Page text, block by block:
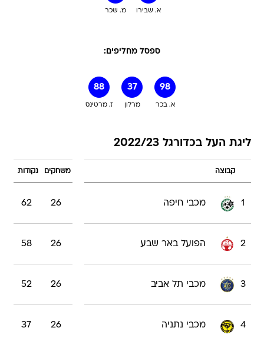
מ. שכר א. שבירו
ספסל מחליפים:
88
ז. מרטינס
37
מרלון
98
א. בכר
ליגת העל בכדורגל 2022/23
קבוצה משחקים נקודות
1 מכבי חיפה 26
62
2 הפועל באר שבע 26
58
3 מכבי תל אביב 26
52
4 מכבי נתניה 26
37